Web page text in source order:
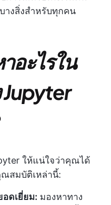
างสิ่งสำหรับทุกคน
อะไรใน
Jupyter
ให้แน่ใจว่าคุณได้
ณสมบัติเหล่านี้:
ดเยี่ยม: มองหาทาง